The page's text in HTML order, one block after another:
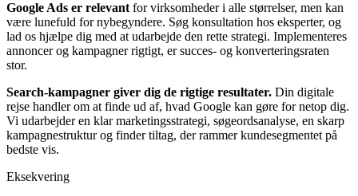
Google Ads er relevant for virksomheder i alle størrelser, men kan
være lunefuld for nybegyndere. Søg konsultation hos eksperter, og
lad os hjælpe dig med at udarbejde den rette strategi. Implementeres
annoncer og kampagner rigtigt, er succes- og konverteringsraten
stor.
Search-kampagner giver dig de rigtige resultater. Din digitale
rejse handler om at finde ud af, hvad Google kan gøre for netop dig.
Vi udarbejder en klar marketingsstrategi, søgeordsanalyse, en skarp
kampagnestruktur og finder tiltag, der rammer kundesegmentet på
bedste vis.
Eksekvering